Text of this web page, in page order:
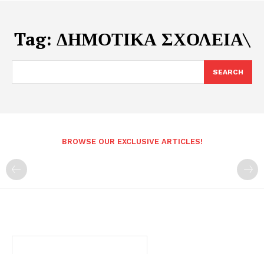
Tag: ΔΗΜΟΤΙΚΑ ΣΧΟΛΕΙΑ\
SEARCH
BROWSE OUR EXCLUSIVE ARTICLES!